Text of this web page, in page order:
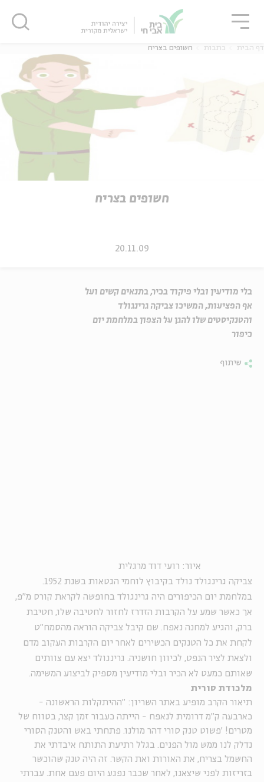
דף הבית כתבות חשופים בצריח
חשופים בצריח
20.11.09
בלי מודיעין ובלי פיקוד בכיר, בתנאים קשים ועל
אף הפציעות, המשיכו צביקה גרינגולד
והטנקיסטים שלו להגן על הצפון במלחמת יום
כיפור
שיתוף
איור: רועי דוד מרגלית
במלחמת יום הכיפורים היה גרינגולד בחופשה לקראת קורס מ"פ,
אך כאשר שמע על הקרבות הזדרז לחזור לחטיבה שלו, חטיבת
ברק, והגיע למחנה נאפח. שם קיבל צביקה הוראה מהסמח"ט
לקחת את כל הטנקים הכשירים לאחר יום הקרבות העקוב מדם
ולצאת לציר הנפט, לכיוון חושניה. גרינגולד יצא עם צוותים
שאותם כמעט לא הכיר ובלי מודיעין מספיק לביצוע המשימה.
מלכודת סורית
תיאור הקרב מופיע באתר השריון: "ההיתקלות הראשונה -
כארבעה ק"מ דרומית לנאפח - הייתה כעבור זמן קצר, בטווח של
מטרים! 'פשוט טנק סורי דהר מולנו. פתחתי באש והטנק הסורי
נדלק לנו ממש מול הפנים. בגלל רתיעת התותח איבדתי את
החשמל בצריח, את האורות ואת הקשר. זה היה טנק שהוכשר
בזריזות לפני שיצאנו, לאחר שכבר נפגע היום פעם אחת. עברתי
סגור